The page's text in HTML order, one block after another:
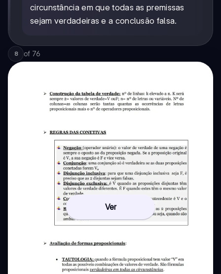
circunstância em que todas as premissas
sejam verdadeiras e a conclusão falsa.
8 of 76
Ver